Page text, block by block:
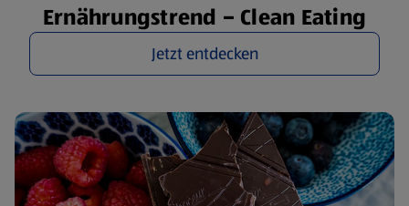
Ernährungstrend – Clean Eating
Jetzt entdecken